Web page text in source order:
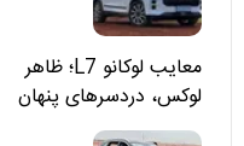
معایب لوکانو L7؛ ظاهر
لوکس، دردسرهای پنهان